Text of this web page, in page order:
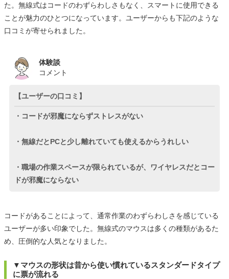
た。無線式はコードのわずらわしさもなく、スマートに使用できる
ことが魅力のひとつになっています。ユーザーからも下記のような
口コミが寄せられました。
体験談
コメント
【ユーザーの口コミ】
・コードが邪魔にならずストレスがない
・無線だとPCと少し離れていても使えるからうれしい
・職場の作業スペースが限られているが、ワイヤレスだとコー
ドが邪魔にならない
コードがあることによって、通常作業のわずらわしさを感じている
ユーザーが多い印象でした。無線式のマウスは多くの種類があるた
め、圧倒的な人気となりました。
▼マウスの形状は昔から使い慣れているスタンダードタイプ
に票が流れる